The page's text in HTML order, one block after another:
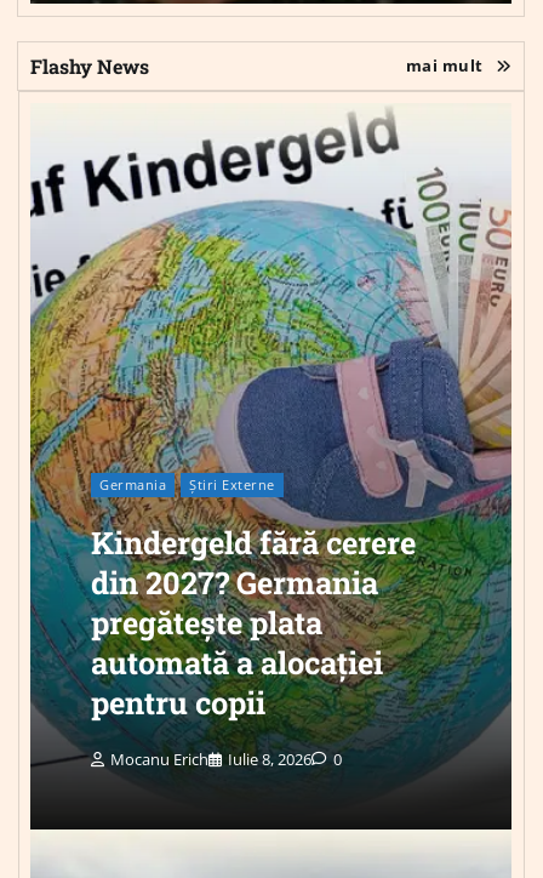
Flashy News mai mult
Germania Știri Externe
Kindergeld fără cerere
din 2027? Germania
pregătește plata
automată a alocației
pentru copii
Mocanu Erich Iulie 8, 2026 0